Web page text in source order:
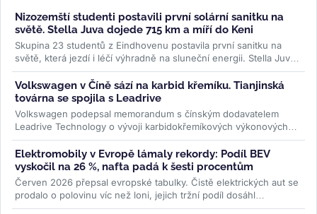
Nizozemští studenti postavili první solární sanitku na
světě. Stella Juva dojede 715 km a míří do Keni
Skupina 23 studentů z Eindhovenu postavila první sanitku na
světě, která jezdí i léčí výhradně na sluneční energii. Stella Juva
má...>>
Volkswagen v Číně sází na karbid křemíku. Tianjinská
továrna se spojila s Leadrive
Volkswagen podepsal memorandum s čínským dodavatelem
Leadrive Technology o vývoji karbidokřemíkových výkonových
modulů pro elektromobily....>>
Elektromobily v Evropě lámaly rekordy: Podíl BEV
vyskočil na 26 %, nafta padá k šesti procentům
Červen 2026 přepsal evropské tabulky. Čistě elektrických aut se
prodalo o polovinu víc než loni, jejich tržní podíl dosáhl
rekordních 26...>>